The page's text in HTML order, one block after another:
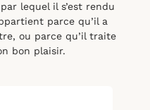
lequel il s’est rendu
parce qu’il a
ou parce qu’il traite
bon plaisir.